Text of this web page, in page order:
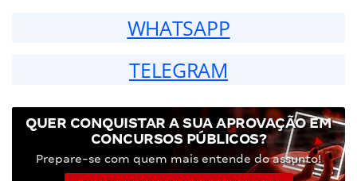
WHATSAPP
TELEGRAM
QUER CONQUISTAR A SUA APROVAÇÃO EM
CONCURSOS PÚBLICOS?
Prepare-se com quem mais entende do assunto!